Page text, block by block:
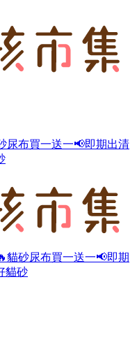
尿布買一送一📢即期出清
貓砂尿布買一送一📢即期
貓砂